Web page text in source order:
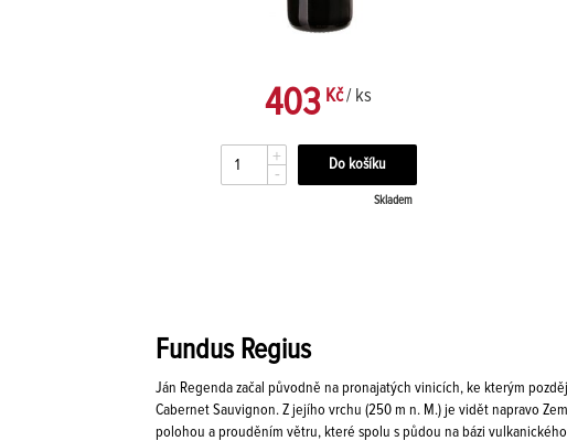
403 Kč/ ks
+
-
Skladem
Fundus Regius
Ján Regenda začal původně na pronajatých vinicích, ke kterým
Cabernet Sauvignon. Z jejího vrchu (250 m n. M.) je vidět napravo
polohou a prouděním větru, které spolu s půdou na bázi